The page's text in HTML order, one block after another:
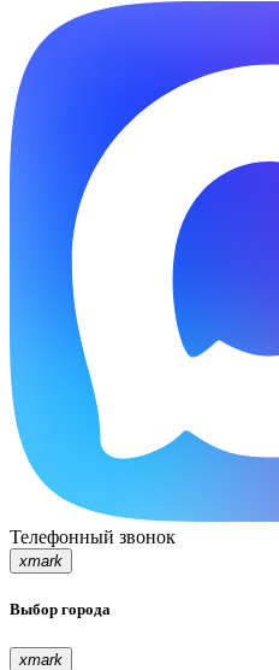
Телефонный звонок
xmark
Выбор города
xmark